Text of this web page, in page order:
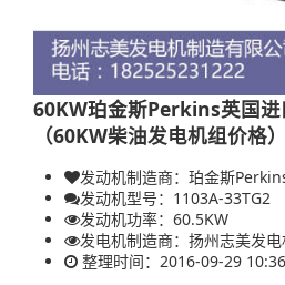
60KW珀金斯Perkins英国
（60KW柴油发电机组价格）
发动机制造商：珀金斯
发动机型号：1103A-33TG2
发动机功率： 60.5KW
发电机制造商： 扬州志美发
整理时间：2016-09-29 10:36